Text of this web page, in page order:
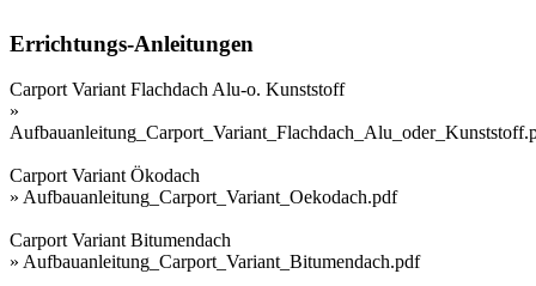
Errichtungs-Anleitungen
Carport Variant Flachdach Alu-o. Kunststoff
»
Carport Variant Ökodach
» Aufbauanleitung_Carport_Variant_Oekodach.pdf
Carport Variant Bitumendach
» Aufbauanleitung_Carport_Variant_Bitumendach.pdf